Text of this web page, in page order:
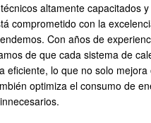
altamente capacitados y
comprometido con la
Con años de
de que cada sistema de
eficiente, lo que no solo
optimiza el consumo de